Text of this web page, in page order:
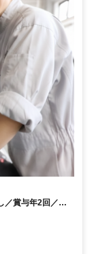
／賞与年2回／タ